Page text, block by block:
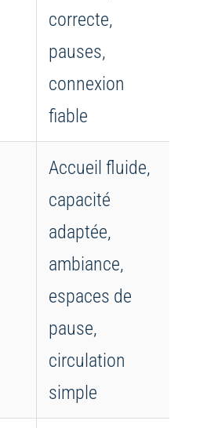
correcte,
pauses,
connexion
fiable
Accueil fluide,
capacité
adaptée,
ambiance,
espaces de
pause,
circulation
simple